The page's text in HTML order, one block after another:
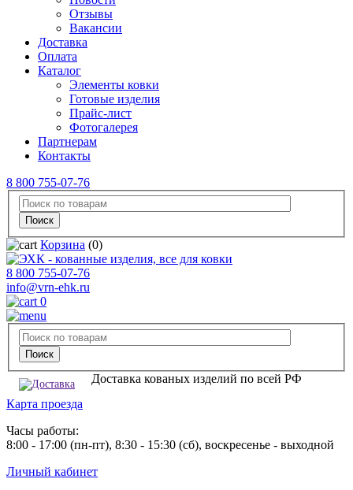
Отзывы
Вакансии
Доставка
Оплата
Каталог
Элементы ковки
Готовые изделия
Прайс-лист
Фотогалерея
Партнерам
Контакты
8 800 755-07-76
Корзина (0)
8 800 755-07-76
info@vrn-ehk.ru
0
Доставка кованых изделий по всей РФ
Карта проезда
Часы работы:
8:00 - 17:00 (пн-пт), 8:30 - 15:30 (сб), воскресенье - выходной
Личный кабинет